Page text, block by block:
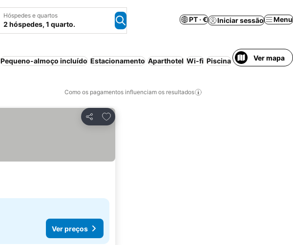
Hóspedes e quartos
2 hóspedes, 1 quarto.
PT · € Iniciar sessão Menu
Pequeno-almoço incluído Estacionamento Aparthotel Wi-fi Piscina Bed & Breakfast
Ver mapa
Como os pagamentos influenciam os resultados
Partilhar
Adicionar aos favoritos
Ver preços